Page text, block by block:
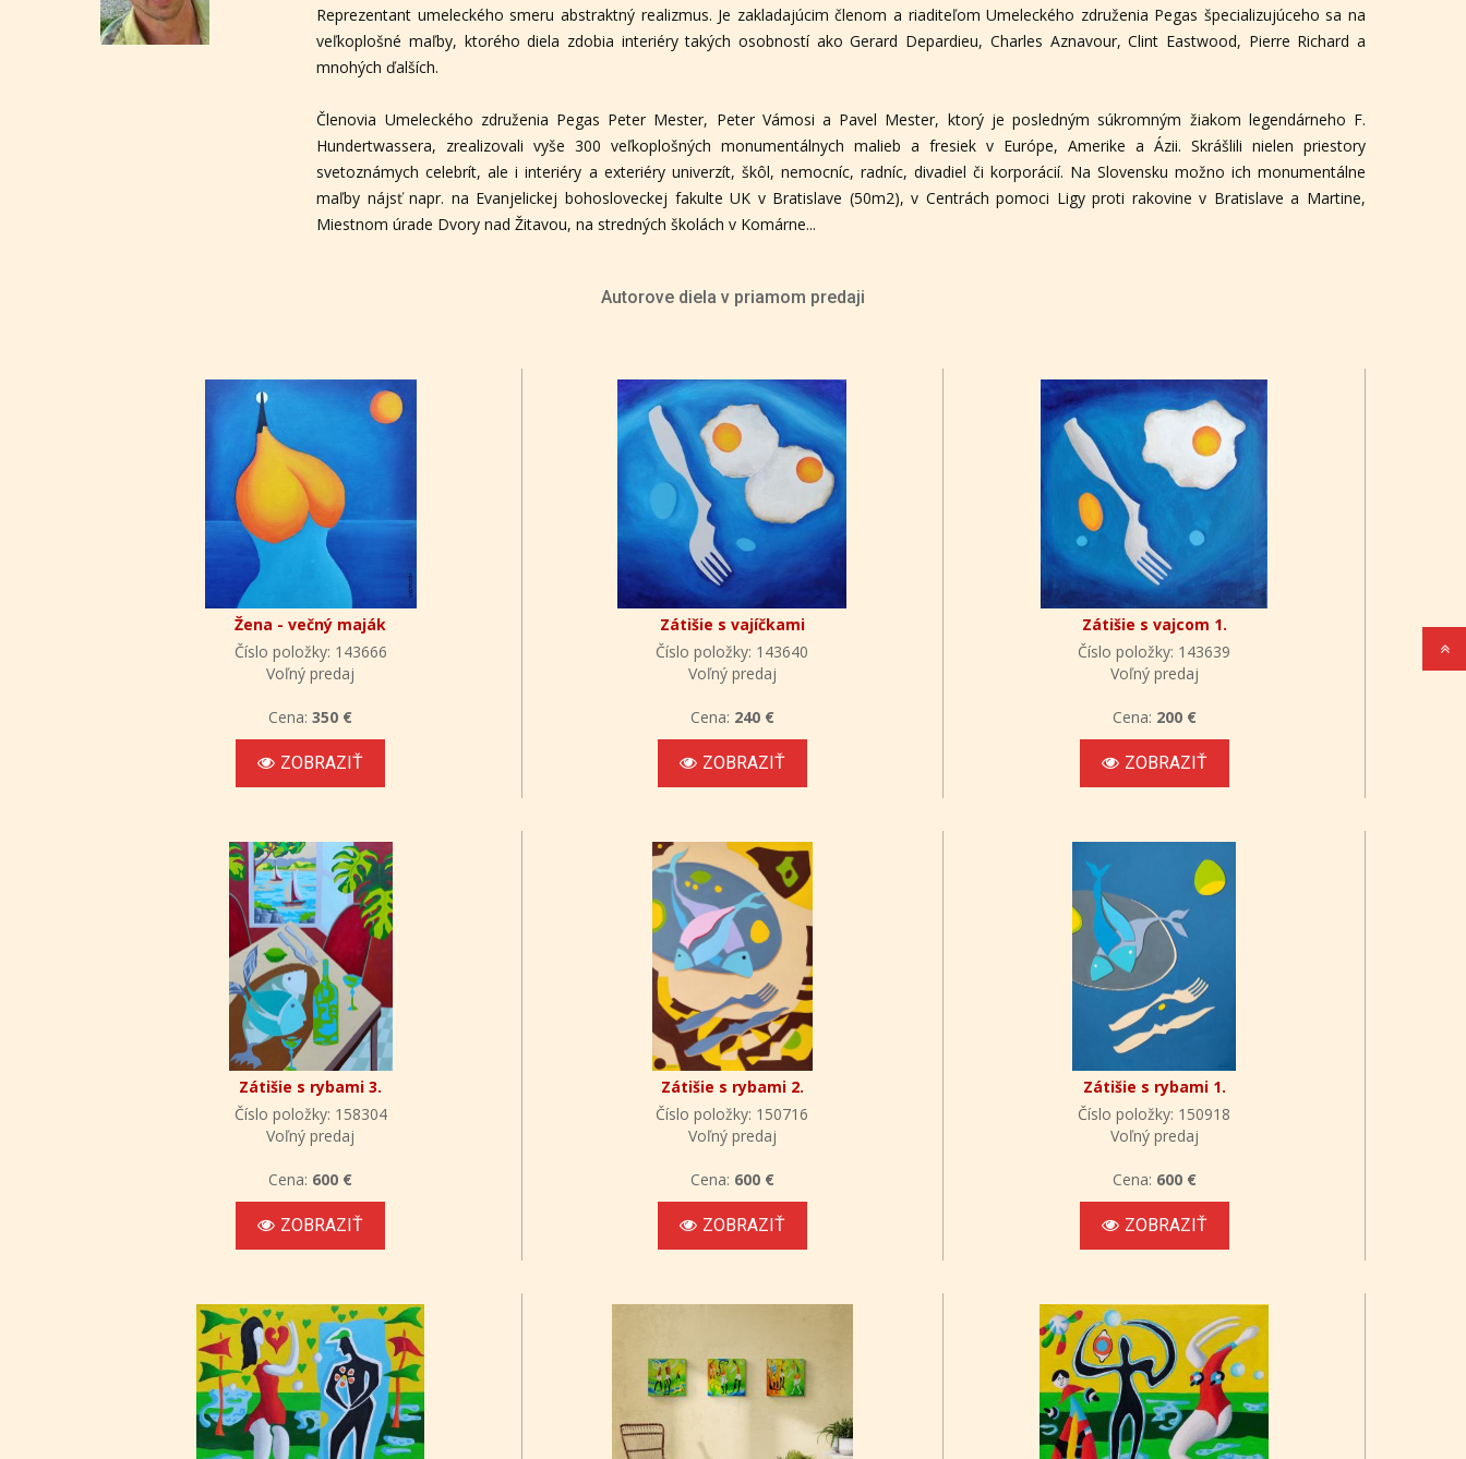
Reprezentant umeleckého smeru abstraktný realizmus. Je zakladajúcim členom a riaditeľom Umeleckého združenia Pegas špecializujúceho sa na
veľkoplošné maľby, ktorého diela zdobia interiéry takých osobností ako Gerard Depardieu, Charles Aznavour, Clint Eastwood, Pierre Richard a
mnohých ďalších.
Členovia Umeleckého združenia Pegas Peter Mester, Peter Vámosi a Pavel Mester, ktorý je posledným súkromným žiakom legendárneho F.
Hundertwassera, zrealizovali vyše 300 veľkoplošných monumentálnych malieb a fresiek v Európe, Amerike a Ázii. Skrášlili nielen priestory
svetoznámych celebrít, ale i interiéry a exteriéry univerzít, škôl, nemocníc, radníc, divadiel či korporácií. Na Slovensku možno ich monumentálne
maľby nájsť napr. na Evanjelickej bohosloveckej fakulte UK v Bratislave (50m2), v Centrách pomoci Ligy proti rakovine v Bratislave a Martine,
Miestnom úrade Dvory nad Žitavou, na stredných školách v Komárne...
Autorove diela v priamom predaji
Žena - večný maják
Číslo položky: 143666
Voľný predaj
Cena:350 €
ZOBRAZIŤ
Zátišie s vajíčkami
Číslo položky: 143640
Voľný predaj
Cena: 240 €
ZOBRAZIŤ
Zátišie s vajcom 1.
Číslo položky: 143639
Voľný predaj
Cena: 200 €
ZOBRAZIŤ
Zátišie s rybami 3.
Číslo položky: 158304
Voľný predaj
Cena: 600 €
ZOBRAZIŤ
Zátišie s rybami 2.
Číslo položky: 150716
Voľný predaj
Cena: 600 €
ZOBRAZIŤ
Zátišie s rybami 1.
Číslo položky: 150918
Voľný predaj
Cena: 600 €
ZOBRAZIŤ